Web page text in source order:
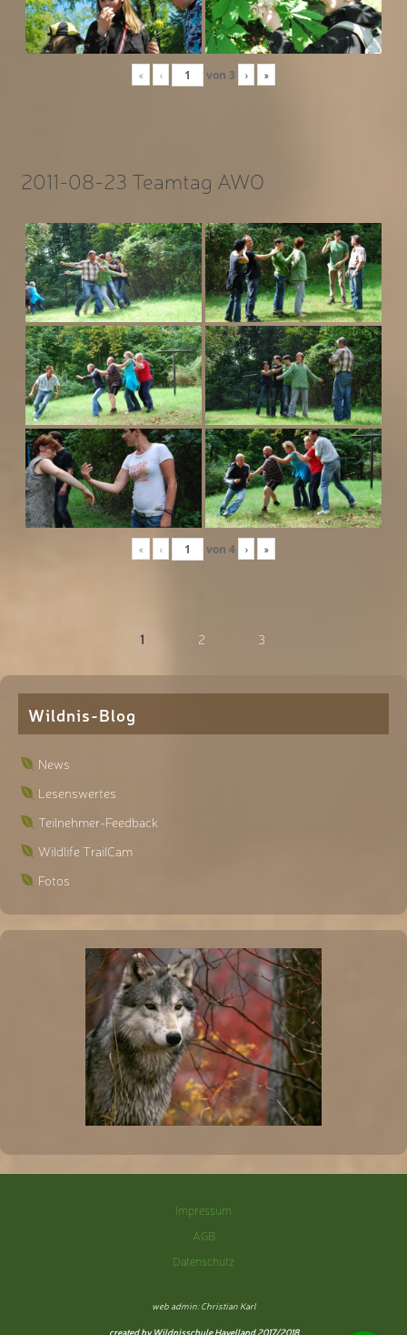
« ‹ von 3 › »
2011-08-23 Teamtag AWO
« ‹ von 4 › »
1 2 3
Wildnis-Blog
News
Lesenswertes
Teilnehmer-Feedback
Wildlife TrailCam
Fotos
Impressum
AGB
Datenschutz
web admin: Christian Karl
created by Wildnisschule Havelland 2017/2018